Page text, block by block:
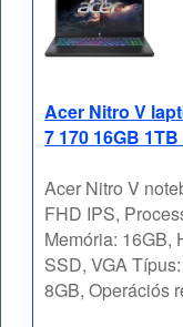
Acer Nitro V
7 170 16GB
Acer Nitro V
FHD IPS,
Memória: 16GB,
SSD, VGA
8GB, Operációs